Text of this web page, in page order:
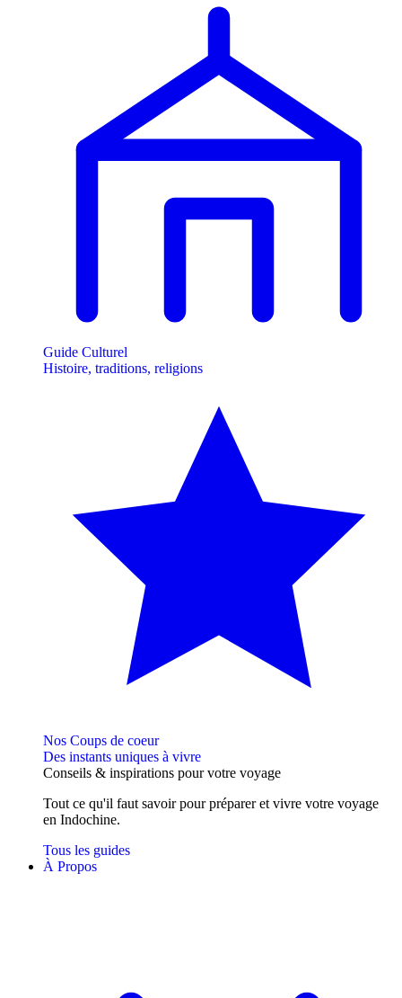
Guide Culturel
Histoire, traditions, religions
Nos Coups de coeur
Des instants uniques à vivre
Conseils & inspirations pour votre voyage
Tout ce qu'il faut savoir pour préparer et vivre votre voyage
en Indochine.
Tous les guides
À Propos